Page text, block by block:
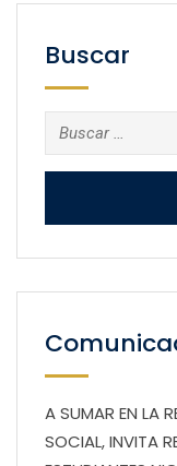
Buscar
Buscar:
A SUMAR EN LA
SOCIAL, INVITA